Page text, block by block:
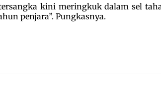
kini meringkuk dalam sel
penjara”. Pungkasnya.